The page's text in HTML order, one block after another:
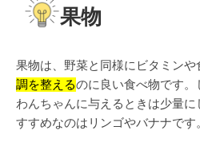
果物
果物は、野菜と同様にビタミンや
調を整えるのに良い食べ物です。
わんちゃんに与えるときは少量
すすめなのはリンゴやバナナです。